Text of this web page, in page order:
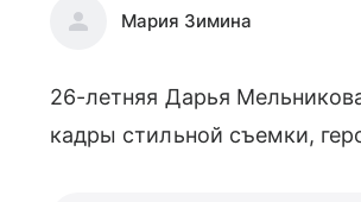
Мария Зимина
26-летняя Дарья
кадры стильной съемки,